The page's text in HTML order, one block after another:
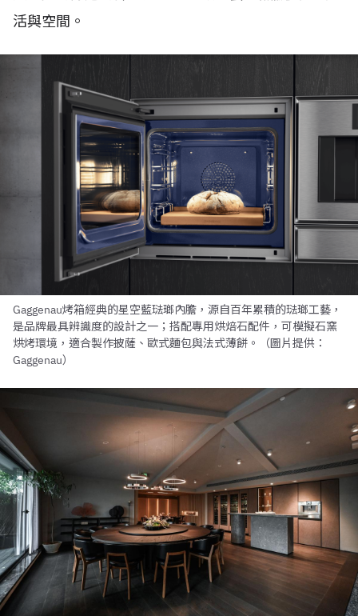
活與空間。
Gaggenau烤箱經典的星空藍琺瑯內膽，源自百年累積的琺瑯工藝，
是品牌最具辨識度的設計之一；搭配專用烘焙石配件，可模擬石窯
烘烤環境，適合製作披薩、歐式麵包與法式薄餅。（圖片提供：
Gaggenau）